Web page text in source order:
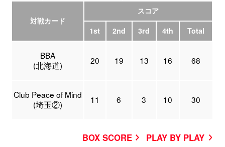
対戦カード
スコア
1st
2nd 3rd 4th Total
BBA
(北海道)
20 19 13 16 68
Club Peace of Mind
(埼玉②)
11 6 3 10 30
BOX SCORE
PLAY BY PLAY